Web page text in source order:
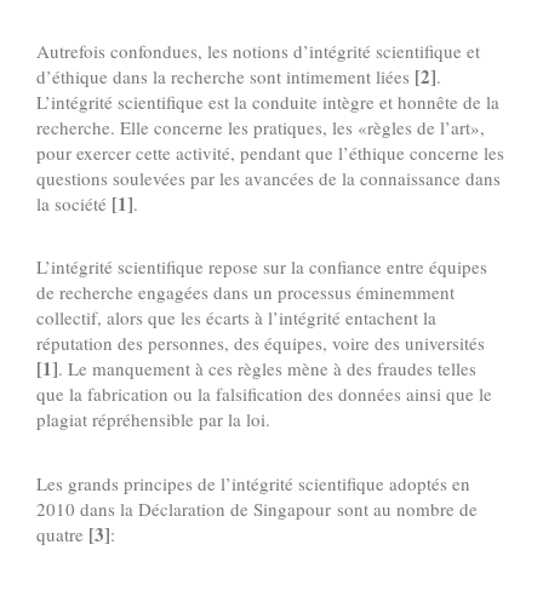
Autrefois confondues, les notions d’intégrité scientifique et
d’éthique dans la recherche sont intimement liées [2].
L’intégrité scientifique est la conduite intègre et honnête de la
recherche. Elle concerne les pratiques, les «règles de l’art»,
pour exercer cette activité, pendant que l’éthique concerne les
questions soulevées par les avancées de la connaissance dans
la société [1].
L’intégrité scientifique repose sur la confiance entre équipes
de recherche engagées dans un processus éminemment
collectif, alors que les écarts à l’intégrité entachent la
réputation des personnes, des équipes, voire des universités
[1]. Le manquement à ces règles mène à des fraudes telles
que la fabrication ou la falsification des données ainsi que le
plagiat répréhensible par la loi.
Les grands principes de l’intégrité scientifique adoptés en
2010 dans la Déclaration de Singapour sont au nombre de
quatre [3]: